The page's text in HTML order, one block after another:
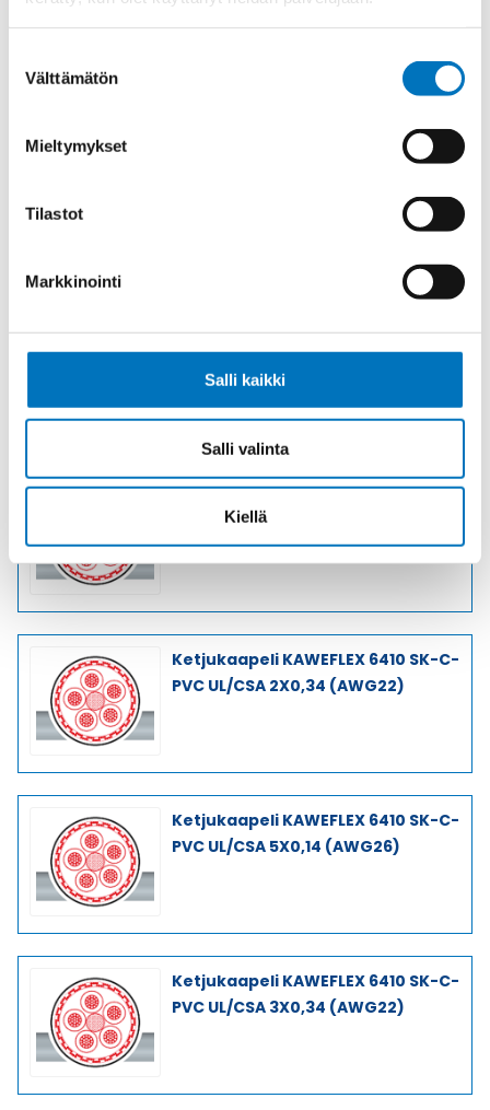
valinta
Välttämätön
Mieltymykset
Tilastot
Markkinointi
Salli kaikki
Salli valinta
Kiellä
PVC UL/CSA 18X0,34 (AWG22)
Ketjukaapeli KAWEFLEX 6410 SK-C-
PVC UL/CSA 4X0,14 (AWG26)
Ketjukaapeli KAWEFLEX 6410 SK-C-
PVC UL/CSA 2X0,34 (AWG22)
Ketjukaapeli KAWEFLEX 6410 SK-C-
PVC UL/CSA 5X0,14 (AWG26)
Ketjukaapeli KAWEFLEX 6410 SK-C-
PVC UL/CSA 3X0,34 (AWG22)